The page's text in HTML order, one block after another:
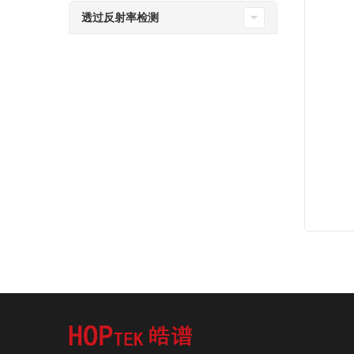
透过反射率检测